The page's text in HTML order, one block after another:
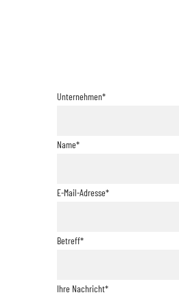
Unternehmen*
Name*
E-Mail-Adresse*
Betreff*
Ihre Nachricht*